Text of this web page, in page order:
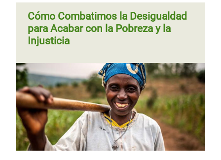
Cómo Combatimos la Desigualdad
para Acabar con la Pobreza y la
Injusticia